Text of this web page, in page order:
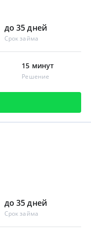
до 35 дней
Срок займа
15 минут
Решение
до 35 дней
Срок займа